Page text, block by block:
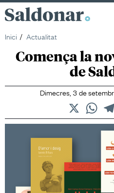
Saldonar
Inici
Actualitat
Comença la
de
Dimecres, 3 de